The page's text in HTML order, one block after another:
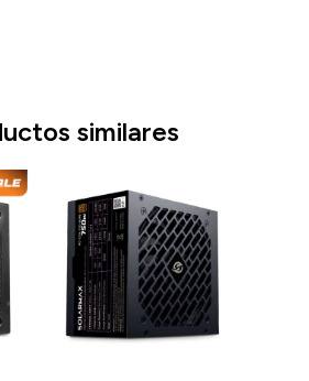
similares